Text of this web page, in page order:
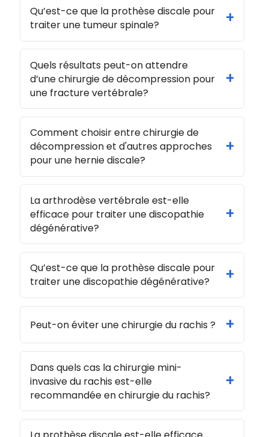
Qu’est-ce que la prothèse discale pour
traiter une tumeur spinale?
+
Quels résultats peut-on attendre
d’une chirurgie de décompression pour
une fracture vertébrale?
+
Comment choisir entre chirurgie de
décompression et d'autres approches
pour une hernie discale?
+
La arthrodèse vertébrale est-elle
efficace pour traiter une discopathie
dégénérative?
+
Qu’est-ce que la prothèse discale pour
traiter une discopathie dégénérative?
+
Peut-on éviter une chirurgie du rachis ? +
Dans quels cas la chirurgie mini-
invasive du rachis est-elle
recommandée en chirurgie du rachis?
+